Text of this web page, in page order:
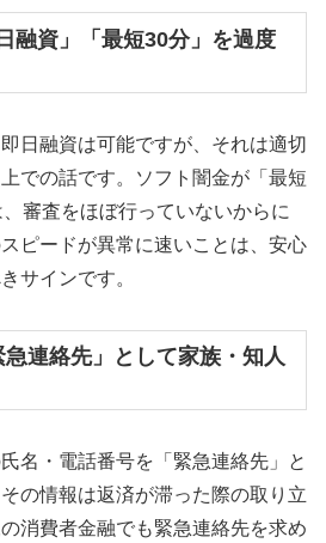
融資」「最短30分」を過度
日融資は可能ですが、それは適切
での話です。ソフト闇金が「最短
審査をほぼ行っていないからに
ピードが異常に速いことは、安心
サインです。
連絡先」として家族・知人
名・電話番号を「緊急連絡先」と
の情報は返済が滞った際の取り立
消費者金融でも緊急連絡先を求め